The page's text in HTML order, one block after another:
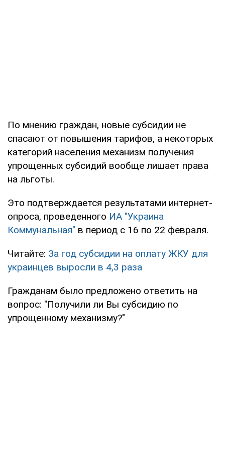
По мнению граждан, новые субсидии не
спасают от повышения тарифов, а некоторых
категорий населения механизм получения
упрощенных субсидий вообще лишает права
на льготы.
Это подтверждается результатами интернет-
опроса, проведенного ИА "Украина
Коммунальная" в период с 16 по 22 февраля.
Читайте: За год субсидии на оплату ЖКУ для
украинцев выросли в 4,3 раза
Гражданам было предложено ответить на
вопрос: "Получили ли Вы субсидию по
упрощенному механизму?"